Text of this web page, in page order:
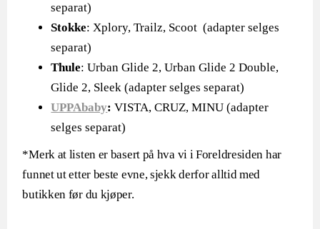
separat)
Stokke: Xplory, Trailz, Scoot (adapter selges
separat)
Thule: Urban Glide 2, Urban Glide 2 Double,
Glide 2, Sleek (adapter selges separat)
UPPAbaby: VISTA, CRUZ, MINU (adapter
selges separat)
*Merk at listen er basert på hva vi i Foreldresiden har
funnet ut etter beste evne, sjekk derfor alltid med
butikken før du kjøper.